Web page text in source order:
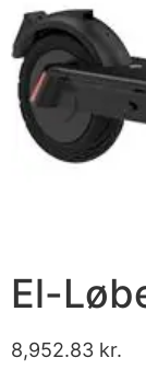
El-
8,952.83 kr.